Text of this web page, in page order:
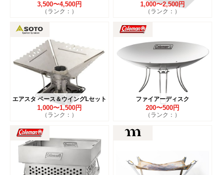
3,500〜4,500円
（ランク：）
1,000〜2,500円
（ランク：）
エアスタ ベース＆ウイングLセット
1,000〜1,500円
（ランク：）
ファイアーディスク
200〜500円
（ランク：）